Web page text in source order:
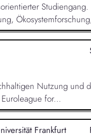
Nutzung und
for...
Frankfurt